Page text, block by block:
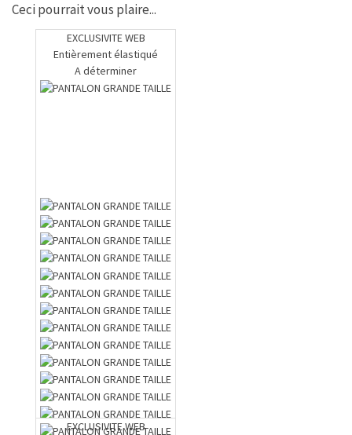
Ceci pourrait vous plaire...
EXCLUSIVITE WEB
Entièrement élastiqué
A déterminer
EXCLUSIVITE WEB